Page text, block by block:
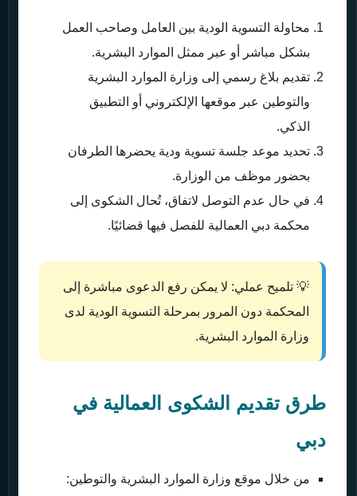
محاولة التسوية الودية بين العامل وصاحب العمل
بشكل مباشر أو عبر ممثل الموارد البشرية.
تقديم بلاغ رسمي إلى وزارة الموارد البشرية
والتوطين عبر موقعها الإلكتروني أو التطبيق
الذكي.
تحديد موعد جلسة تسوية ودية يحضرها الطرفان
بحضور موظف من الوزارة.
في حال عدم التوصل لاتفاق، تُحال الشكوى إلى
محكمة دبي العمالية للفصل فيها قضائيًا.
💡 تلميح عملي: لا يمكن رفع الدعوى مباشرة إلى
المحكمة دون المرور بمرحلة التسوية الودية لدى
وزارة الموارد البشرية.
طرق تقديم الشكوى العمالية في
دبي
من خلال موقع وزارة الموارد البشرية والتوطين: